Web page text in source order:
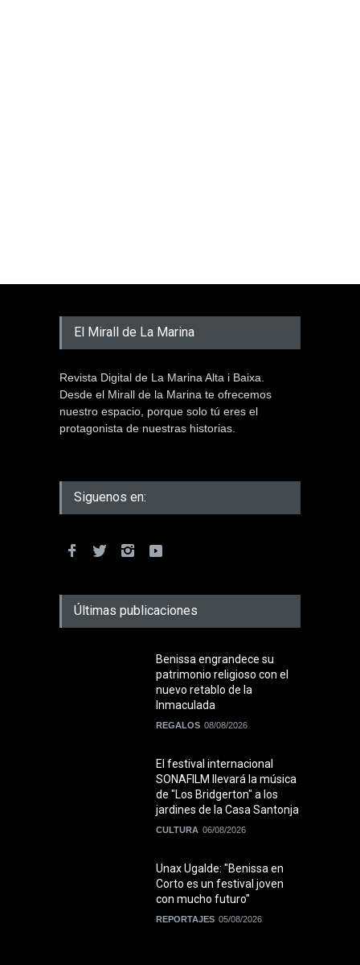
El Mirall de La Marina
Revista Digital de La Marina Alta i Baixa.
Desde el Mirall de la Marina te ofrecemos
nuestro espacio, porque solo tú eres el
protagonista de nuestras historias.
Siguenos en:
Últimas publicaciones
Benissa engrandece su
patrimonio religioso con el
nuevo retablo de la
Inmaculada
REGALOS 08/08/2026
El festival internacional
SONAFILM llevará la música
de "Los Bridgerton" a los
jardines de la Casa Santonja
CULTURA 06/08/2026
Unax Ugalde: "Benissa en
Corto es un festival joven
con mucho futuro"
REPORTAJES 05/08/2026